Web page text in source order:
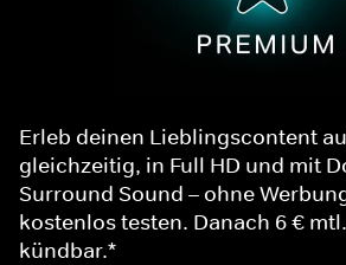
Erleb deinen Lieblingscontent
gleichzeitig, in Full HD und mit
Surround Sound – ohne
kostenlos testen. Danach 6 €
kündbar.*